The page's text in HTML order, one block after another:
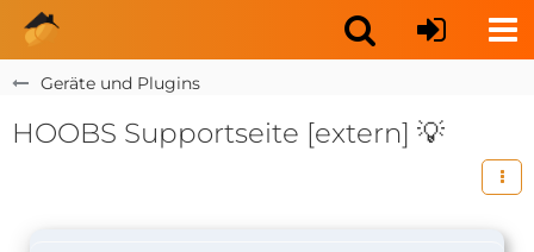
Geräte und Plugins
HOOBS Supportseite [extern] 💡